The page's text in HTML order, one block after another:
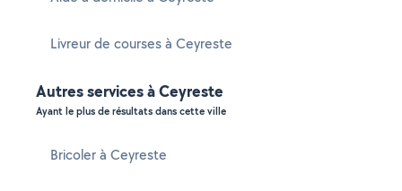
Livreur de courses à Ceyreste
Autres services à Ceyreste
Ayant le plus de résultats dans cette ville
Bricoler à Ceyreste